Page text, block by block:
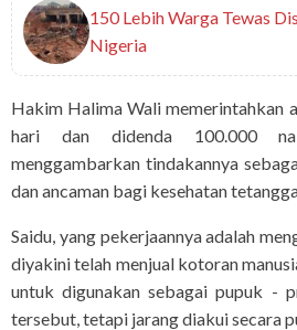
150 Lebih Warga Tewas
Nigeria
Hakim Halima Wali memerintahkan
hari dan didenda 100.000
menggambarkan tindakannya
dan ancaman bagi kesehatan
Saidu, yang pekerjaannya adalah
diyakini telah menjual kotoran
untuk digunakan sebagai pupuk -
tersebut, tetapi jarang diakui secara